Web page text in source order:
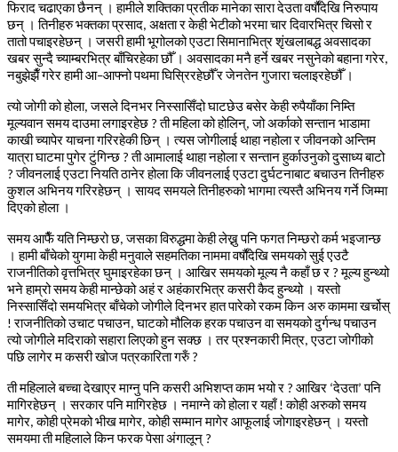
फिरादचढाएकाछैनन् । हामीलेशक्तिकाप्रतीकमानेकासारादेउतावर्षौंदेखिनिरुपाय
छन् । तिनीहरुभक्तकाप्रसाद, अक्षतारकेहीभेटीकोभरमाचारदिवारभित्रचिसोर
तातोपचाइरहेछन् । जसरीहामीभूगोलकोएउटासिमानाभित्रशृंखलाबद्धअवसादका
खबरसुन्दैच्याम्बरभित्रबाँचिरहेकाछौँ। अवसादकामनैहर्नेखबरनसुनेकोबहानागरेर,
नबुझेझैँगरेरहामीआ–आफ्नोपथमाघिस्रिरहेछौँरजेनतेनगुजाराचलाइरहेछौँ।
त्योजोगीकोहोला,जसलेदिनभरनिस्सासिँदोघाटछेउबसेरकेहीरुपैयाँकानिम्ति
मूल्यवानसमयदाउमालगाइरहेछ ?तीमहिलाकोहोलिन्,जोअर्काकोसन्तानभाडामा
काखीच्यापेरयाचनागरिरहेकीछिन् । त्यसजोगीलाईथाहानहोलारजीवनकोअन्तिम
यात्राघाटमापुगेरटुंगिन्छ ?तीआमालाईथाहानहोलारसन्तानहुर्काउनुकोदुसाध्यबाटो
?जीवनलाईएउटानियतिठानेरहोलाकिजीवनलाईएउटादुर्घटनाबाटबचाउनतिनीहरु
कुशलअभिनयगरिरहेछन् । सायदसमयलेतिनीहरुकोभागमात्यस्तैअभिनयगर्नेजिम्मा
दिएकोहोला ।
समयआफैँयतिनिम्छरोछ,जसकाविरुद्धमाकेहीलेख्नुपनिफगतनिम्छरोकर्मभइजान्छ
। हामीबाँचेकोयुगमाकेहीमनुवालेसहमतिकानाममावर्षौंदेखिसमयकोसुईएउटै
राजनीतिकोवृत्तभित्रघुमाइरहेकाछन् । आखिरसमयकोमूल्यनैकहाँछर ?मूल्यहुन्थ्यो
भनेहाम्रोसमयकेहीमान्छेकोअहंरअहंकारभित्रकसरीकैदहुन्थ्यो । यस्तो
निस्सासिँदोसमयभित्रबाँचेकोजोगीलेदिनभरहातपारेकोरकमकिनअरुकाममाखर्चोस्
!राजनीतिकोउचाटपचाउन,घाटकोमौलिकहरकपचाउनवासमयकोदुर्गन्धपचाउन
त्योजोगीलेमदिराकोसहारालिएकोहुनसक्छ । तरप्रश्नकारीमित्र,एउटाजोगीको
पछिलागेरमकसरीखोजपत्रकारितागरुँ?
तीमहिलालेबच्चादेखाएरमाग्नुपनिकसरीअभिशप्तकामभयोर ? आखिर ‘देउता’पनि
मागिरहेछन् । सरकारपनिमागिरहेछ । नमाग्नेकोहोलारयहाँ!कोहीअरुकोसमय
मागेर,कोहीप्रेमकोभीखमागेर,कोहीसम्मानमागेरआफूलाईजोगाइरहेछन् । यस्तो
समयमातीमहिलालेकिनफरकपेसाअंगालून् ?